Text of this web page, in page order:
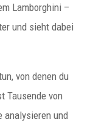
Lamborghini –
und sieht dabei
von denen du
Tausende von
analysieren und